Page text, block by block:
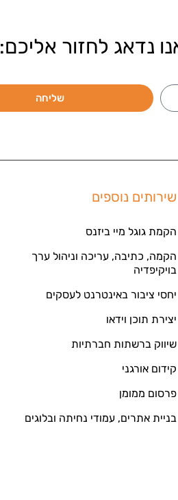
נדאג לחזור אליכם:
שליחה
שירותים נוספים
הקמת גוגל מיי ביזנס
הקמה, כתיבה, עריכה וניהול ערך
בויקיפדיה
יחסי ציבור באינטרנט לעסקים
יצירת תוכן וידאו
שיווק ברשתות חברתיות
קידום אורגני
פרסום ממומן
בניית אתרים, עמודי נחיתה ובלוגים